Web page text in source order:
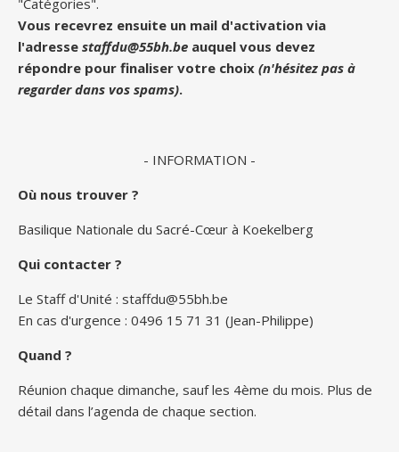
"Catégories".
Vous recevrez ensuite un mail d'activation via
l'adresse staffdu@55bh.be auquel vous devez
répondre pour finaliser votre choix (n'hésitez pas à
regarder dans vos spams).
- INFORMATION -
Où nous trouver ?
Basilique Nationale du Sacré-Cœur à Koekelberg
Qui contacter ?
Le Staff d'Unité : staffdu@55bh.be
En cas d'urgence : 0496 15 71 31 (Jean-Philippe)
Quand ?
Réunion chaque dimanche, sauf les 4ème du mois. Plus de
détail dans l’agenda de chaque section.